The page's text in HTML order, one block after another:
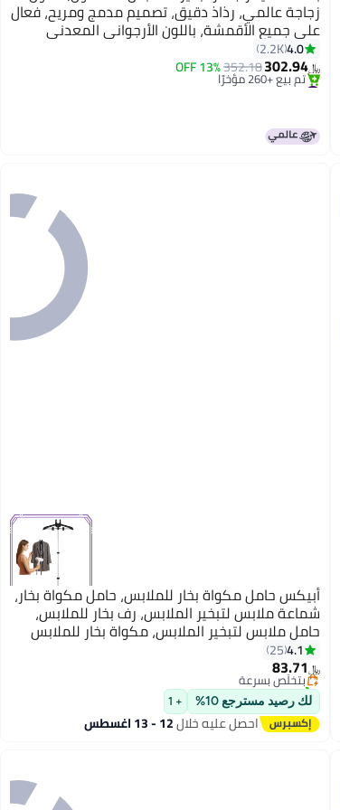
زجاجة عالمي، رذاذ دقيق، تصميم مدمج ومريح، فعال
على جميع الأقمشة، باللون الأرجواني المعدني
الداكن - 0.26 L 1500 W HST1500-B5 فضي
4.0
2.2K
﷼‏302.94
352.18
13% OFF
#3 في كاويات بخار للملابس
باقي 2 وحدات في المخزون
تم بيع +260 مؤخرًا
#3 في كاويات بخار للملابس
أبيكس حامل مكواة بخار للملابس، حامل مكواة بخار،
شماعة ملابس لتبخير الملابس، رف بخار للملابس،
حامل ملابس لتبخير الملابس، مكواة بخار للملابس
مع حامل
4.1
25
﷼‏83.71
#30 في كاويات بخار للملابس
أقل سعر في 30 يوم
بتخلّص بسرعة
تم بيع +30 مؤخرًا
#30 في كاويات بخار للملابس
لك رصيد مسترجع 10% + 1
احصل عليه خلال12 - 13 اغسطس